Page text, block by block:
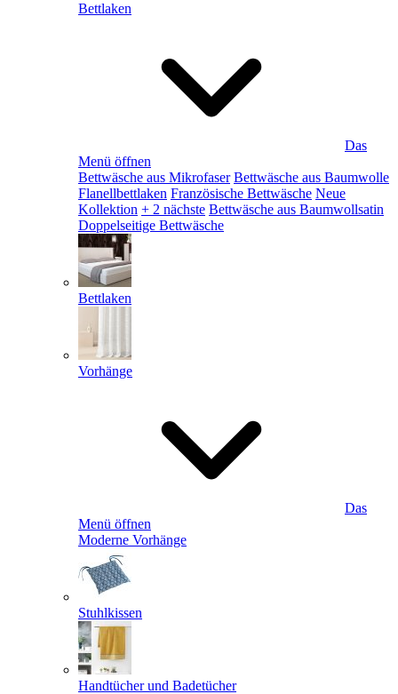
Bettlaken
Das
Menü öffnen
Bettwäsche aus Mikrofaser Bettwäsche aus Baumwolle
Flanellbettlaken Französische Bettwäsche Neue
Kollektion + 2 nächste Bettwäsche aus Baumwollsatin
Doppelseitige Bettwäsche
Bettlaken
Vorhänge
Das
Menü öffnen
Moderne Vorhänge
Stuhlkissen
Handtücher und Badetücher